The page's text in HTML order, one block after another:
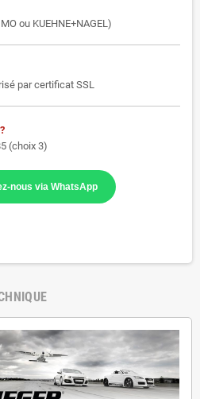
ou KUEHNE+NAGEL)
par certificat SSL
(choix 3)
nous via WhatsApp